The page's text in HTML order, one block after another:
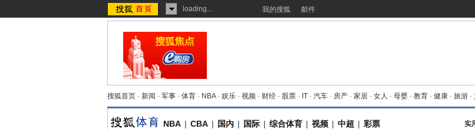
loading... 我的搜狐 邮件
搜狐首页 - 新闻 - 军事 - 体育 - NBA- 娱乐 - 视频 - 财经 - 股票 - IT - 汽车 - 房产 - 家居 - 女人 - 母婴 - 教育 - 健康 - 旅游 -
NBA | CBA | 国内 | 国际 | 综合体育 | 视频 | 中超 | 彩票 实